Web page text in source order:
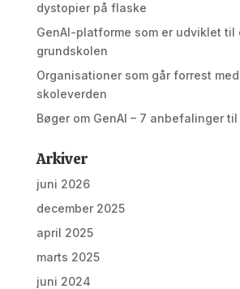
dystopier på flaske
GenAI-platforme som er udviklet til
grundskolen
Organisationer som går forrest med
skoleverden
Bøger om GenAI – 7 anbefalinger
Arkiver
juni 2026
december 2025
april 2025
marts 2025
juni 2024